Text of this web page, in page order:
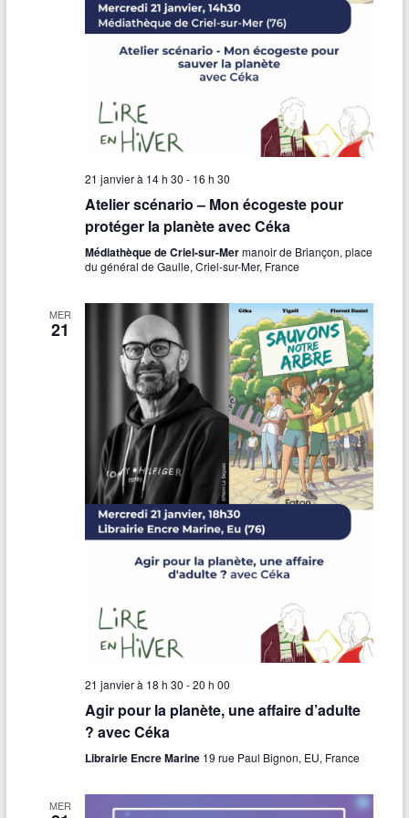
21 janvier à 14 h 30 - 16 h 30
Atelier scénario – Mon écogeste pour
protéger la planète avec Céka
Médiathèque de Criel-sur-Mermanoir de Briançon, place
du général de Gaulle, Criel-sur-Mer, France
MER
21
21 janvier à 18 h 30 -20 h 00
Agir pour la planète, une affaire d’adulte
? avec Céka
Librairie Encre Marine 19 rue Paul Bignon, EU, France
MER